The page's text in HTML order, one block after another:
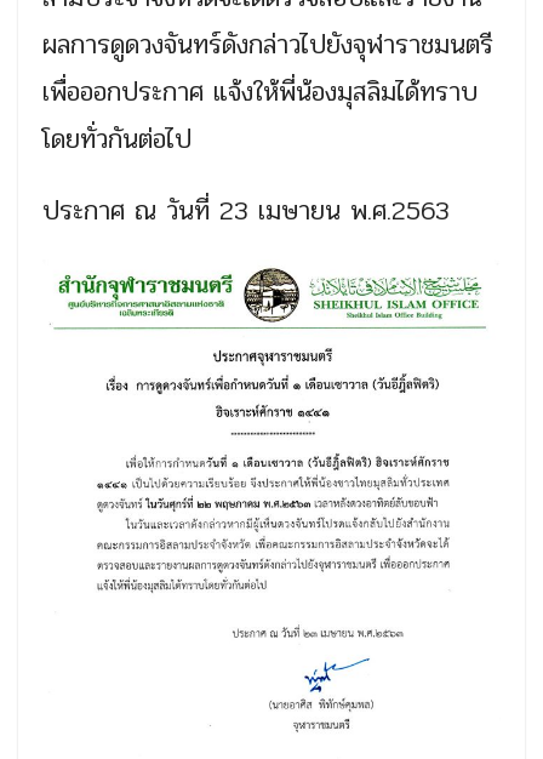
ผลการดูดวงจันทร์ดังกล่าวไปยังจุฬาราชมนตรี
เพื่อออกประกาศ แจ้งให้พี่น้องมุสลิมได้ทราบ
โดยทั่วกันต่อไป
ประกาศ ณ วันที่ 23 เมษายน พ.ศ.2563